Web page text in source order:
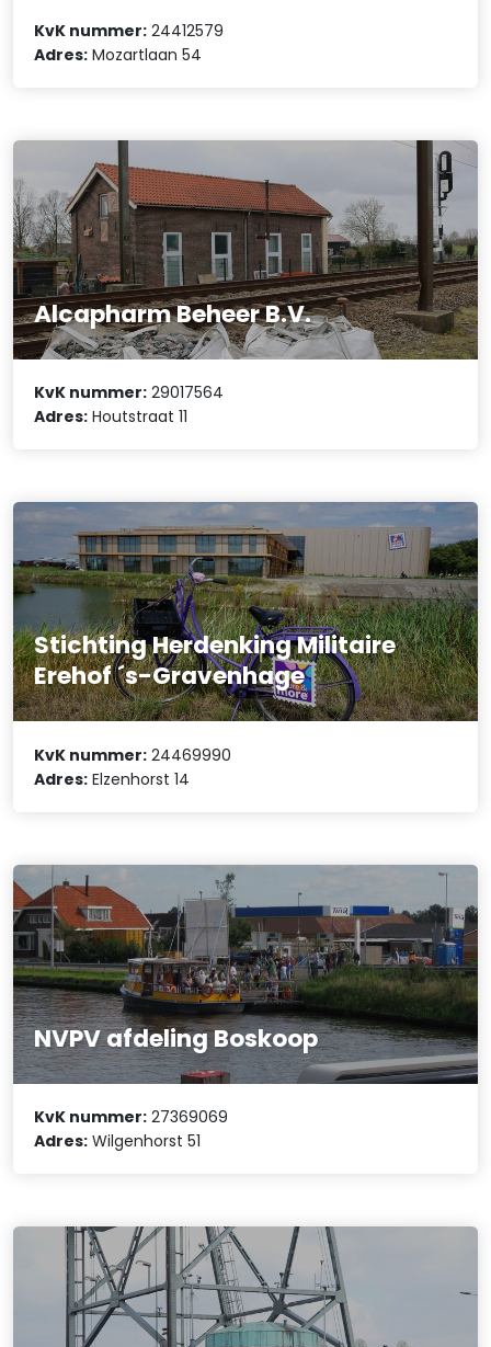
KvK nummer: 24412579
Adres: Mozartlaan 54
Alcapharm Beheer B.V.
KvK nummer: 29017564
Adres: Houtstraat 11
Stichting Herdenking Militaire
Erehof ´s-Gravenhage
KvK nummer: 24469990
Adres: Elzenhorst 14
NVPV afdeling Boskoop
KvK nummer: 27369069
Adres: Wilgenhorst 51